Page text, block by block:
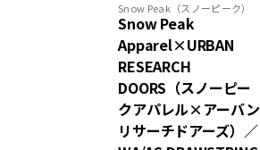
Snow Peak（スノーピーク）
Snow Peak
Apparel×URBAN
RESEARCH
DOORS（スノーピー
クアパレル×アーバン
リサーチドアーズ）／